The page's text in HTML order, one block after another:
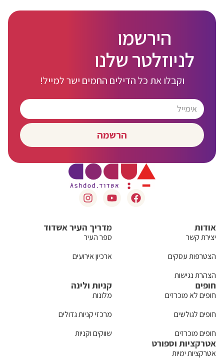
הירשמו
לניוזלטר שלנו
וקבלו את כל הדילים החמים ישר למייל!
הרשמה
אודות
יצירת קשר
הצטרפות עסקים
הצהרת נגישות
מדריך העיר אשדוד
ספר העיר
ארכיון אירועים
חופים
חופים לא מוכרזים
חופים לגולשים
חופים מוכרזים
קניות ולינה
מלונות
מרכזי קניות גדולים
שווקים וקניות
אטרקציות וספורט
אטרקציות ימיות